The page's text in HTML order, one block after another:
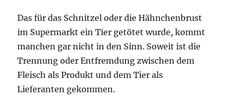
Das für das Schnitzel oder die Hähnchenbrust
im Supermarkt ein Tier getötet wurde, kommt
manchen gar nicht in den Sinn. Soweit ist die
Trennung oder Entfremdung zwischen dem
Fleisch als Produkt und dem Tier als
Lieferanten gekommen.